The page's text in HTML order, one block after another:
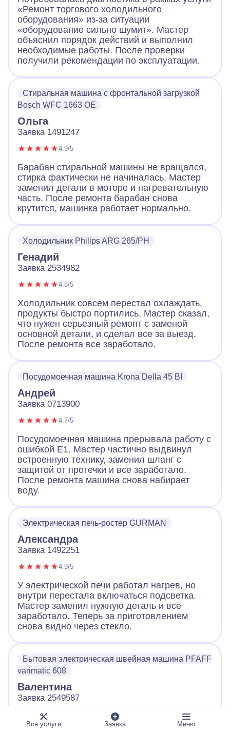
«Ремонт торгового холодильного
оборудования» из-за ситуации
«оборудование сильно шумит». Мастер
объяснил порядок действий и выполнил
необходимые работы. После проверки
получили рекомендации по эксплуатации.
Стиральная машина с фронтальной загрузкой
Bosch WFC 1663 OE
Ольга
Заявка 1491247
4.9/5
Барабан стиральной машины не вращался,
стирка фактически не начиналась. Мастер
заменил детали в моторе и нагревательную
часть. После ремонта барабан снова
крутится, машинка работает нормально.
Холодильник Philips ARG 265/PH
Генадий
Заявка 2534982
4.8/5
Холодильник совсем перестал охлаждать,
продукты быстро портились. Мастер сказал,
что нужен серьезный ремонт с заменой
основной детали, и сделал все за выезд.
После ремонта все заработало.
Посудомоечная машина Krona Della 45 BI
Андрей
Заявка 0713900
4.7/5
Посудомоечная машина прерывала работу с
ошибкой E1. Мастер частично выдвинул
встроенную технику, заменил шланг с
защитой от протечки и все заработало.
После ремонта машина снова набирает
воду.
Электрическая печь-ростер GURMAN
Александра
Заявка 1492251
4.9/5
У электрической печи работал нагрев, но
внутри перестала включаться подсветка.
Мастер заменил нужную деталь и все
заработало. Теперь за приготовлением
снова видно через стекло.
Бытовая электрическая швейная машина PFAFF
varimatic 608
Валентина
Заявка 2549587
Все услуги Заявка Меню